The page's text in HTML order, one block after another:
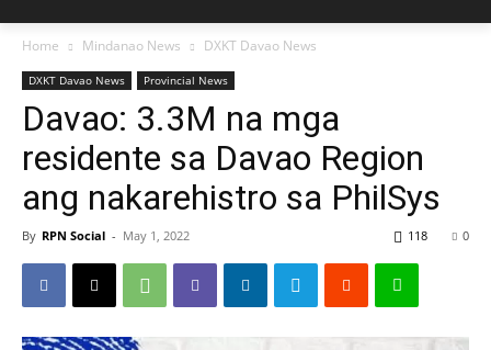
Home Mindanao News DXKT Davao News
DXKT Davao News Provincial News
Davao: 3.3M na mga
residente sa Davao Region
ang nakarehistro sa PhilSys
By RPN Social - May 1, 2022 0
118